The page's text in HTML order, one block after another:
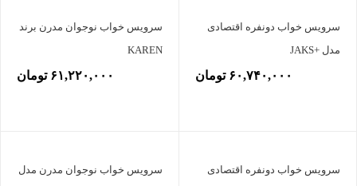
سرویس خواب دونفره اقتصادی
مدل +JAKS
۶۰,۷۴۰,۰۰۰ تومان
سرویس خواب نوجوان مدرن برند
KAREN
۶۱,۲۲۰,۰۰۰ تومان
سرویس خواب دونفره اقتصادی
سرویس خواب نوجوان مدرن مدل